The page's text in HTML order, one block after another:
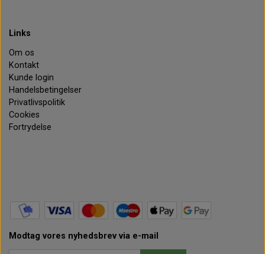
Links
Om os
Kontakt
Kunde login
Handelsbetingelser
Privatlivspolitik
Cookies
Fortrydelse
Modtag vores nyhedsbrev via e-mail